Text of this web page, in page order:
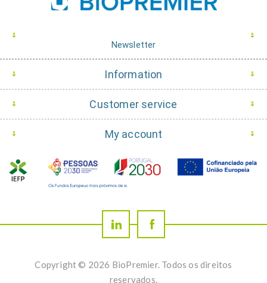
Newsletter
Information
Customer service
My account
Copyright © 2026 BioPremier. Todos os direitos
reservados.